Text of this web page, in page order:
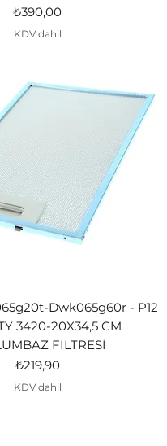
Fiyat
₺390,00
KDV dahil
Dwk065g60r - P12
3420-20X34,5 CM
FİLTRESİ
Fiyat
₺219,90
KDV dahil